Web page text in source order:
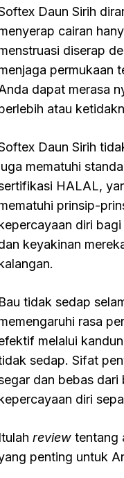
Daun Sirih
cairan
diserap
permukaan
dapat merasa
atau
Daun Sirih
mematuhi
HALAL,
prinsip-
diri
keyakinan
Bau tidak sedap
rasa
melalui
sedap. Sifat
dan bebas dari
diri
Itulah review tentang
penting untuk